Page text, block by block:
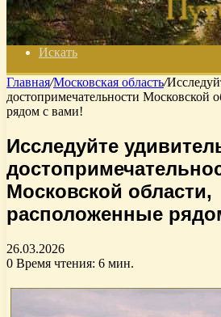
Искать
Главная/Московская область/
достопримечательности Московской
рядом с вами!
Исследуйте
Московской области,
расположенные
26.03.2026
0 Время чтения: 6 мин.